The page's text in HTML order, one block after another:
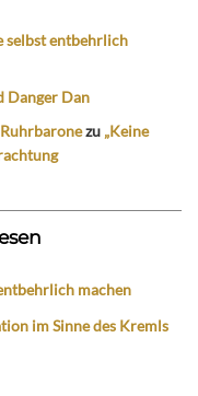
selbst entbehrlich
Danger Dan
zu „Keine
machen
im Sinne des Kremls